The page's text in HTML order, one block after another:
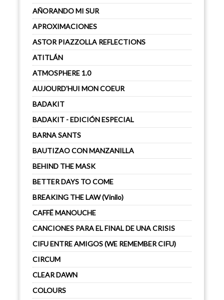
AÑORANDO MI SUR
APROXIMACIONES
ASTOR PIAZZOLLA REFLECTIONS
ATITLÁN
ATMOSPHERE 1.0
AUJOURD'HUI MON COEUR
BADAKIT
BADAKIT - EDICIÓN ESPECIAL
BARNA SANTS
BAUTIZAO CON MANZANILLA
BEHIND THE MASK
BETTER DAYS TO COME
BREAKING THE LAW (Vinilo)
CAFFË MANOUCHE
CANCIONES PARA EL FINAL DE UNA CRISIS
CIFU ENTRE AMIGOS (WE REMEMBER CIFU)
CIRCUM
CLEAR DAWN
COLOURS